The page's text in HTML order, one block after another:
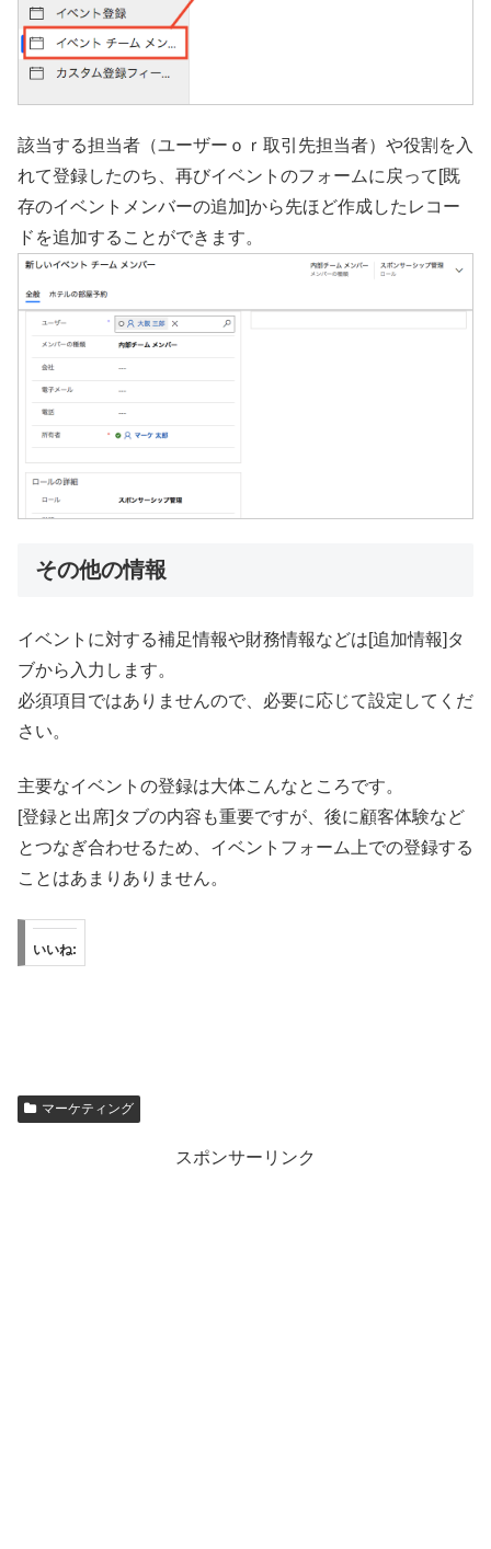
該当する担当者（ユーザーｏｒ取引先担当者）や役割を入
れて登録したのち、再びイベントのフォームに戻って[既
存のイベントメンバーの追加]から先ほど作成したレコー
ドを追加することができます。
その他の情報
イベントに対する補足情報や財務情報などは[追加情報]タ
ブから入力します。
必須項目ではありませんので、必要に応じて設定してくだ
さい。
主要なイベントの登録は大体こんなところです。
[登録と出席]タブの内容も重要ですが、後に顧客体験など
とつなぎ合わせるため、イベントフォーム上での登録する
ことはあまりありません。
いいね:
マーケティング
スポンサーリンク